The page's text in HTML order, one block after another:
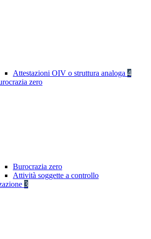
Attestazioni OIV o struttura analoga 4
zero
Burocrazia zero
Attività soggette a controllo
3